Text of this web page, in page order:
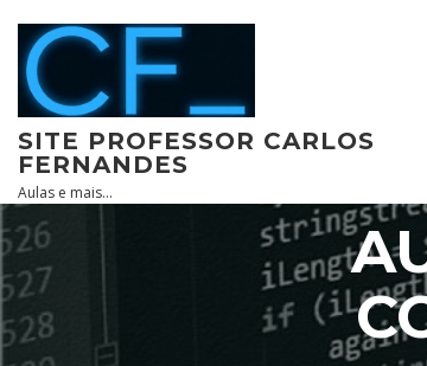
content
SITE PROFESSOR CARLOS
FERNANDES
Aulas e mais…